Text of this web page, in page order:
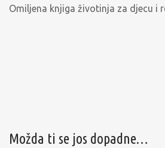
Omiljena knjiga životinja za djecu i
Možda ti se jos dopadne…